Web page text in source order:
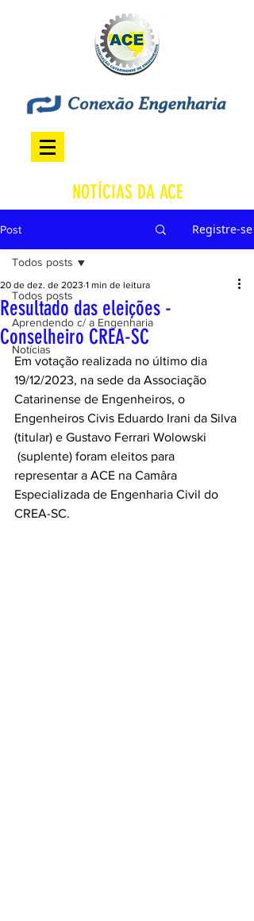
NOTÍCIAS DA ACE
Post Registre-se
Todos posts
Aprendendo c/ a Engenharia
Notícias
Todos posts
Resultado das eleições -
Conselheiro CREA-SC
20 de dez. de 2023 1 min de leitura
Em votação realizada no último dia
19/12/2023, na sede da Associação
Catarinense de Engenheiros, o
Engenheiros Civis Eduardo Irani da Silva
(titular) e Gustavo Ferrari Wolowski
(suplente) foram eleitos para
representar a ACE na Camâra
Especializada de Engenharia Civil do
CREA-SC.